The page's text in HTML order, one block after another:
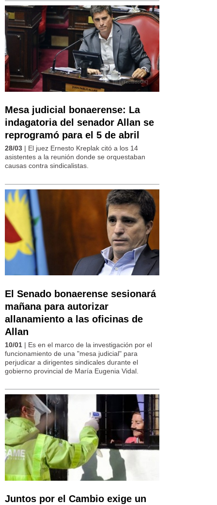
Mesa judicial bonaerense: La
indagatoria del senador Allan se
reprogramó para el 5 de abril
28/03 | El juez Ernesto Kreplak citó a los 14
asistentes a la reunión donde se orquestaban
causas contra sindicalistas.
El Senado bonaerense sesionará
mañana para autorizar
allanamiento a las oficinas de
Allan
10/01 | Es en el marco de la investigación por el
funcionamiento de una "mesa judicial" para
perjudicar a dirigentes sindicales durante el
gobierno provincial de María Eugenia Vidal.
Juntos por el Cambio exige un